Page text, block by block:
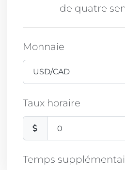
de quatre
Monnaie
Taux horaire
Temps